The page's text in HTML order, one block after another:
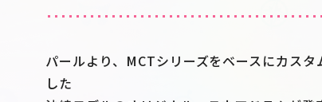
パールより、MCTシリーズをベースにカス
した